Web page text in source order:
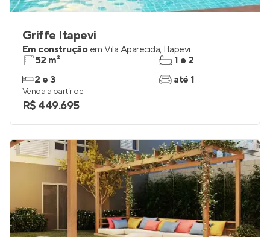
Griffe Itapevi
Em construção em Vila Aparecida, Itapevi
52 m²
2 e 3
1 e 2
até 1
Venda a partir de
R$ 449.695